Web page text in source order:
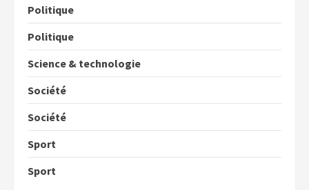
Politique
Politique
Science & technologie
Société
Société
Sport
Sport